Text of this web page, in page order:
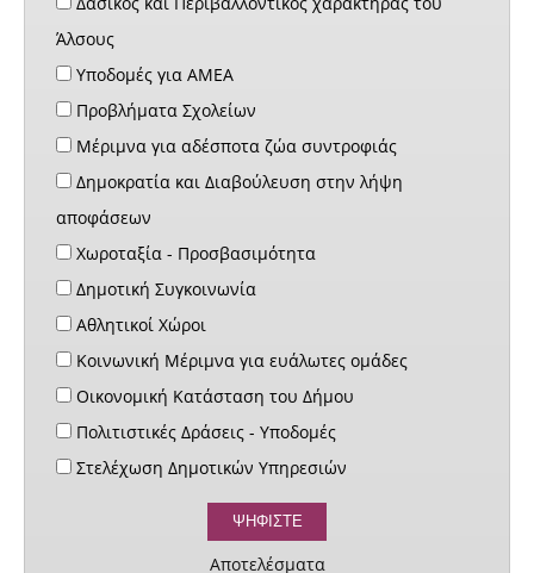
Άλσους
Υποδομές για ΑΜΕΑ
Προβλήματα Σχολείων
Μέριμνα για αδέσποτα ζώα συντροφιάς
Δημοκρατία και Διαβούλευση στην λήψη
αποφάσεων
Χωροταξία - Προσβασιμότητα
Δημοτική Συγκοινωνία
Αθλητικοί Χώροι
Κοινωνική Μέριμνα για ευάλωτες ομάδες
Οικονομική Κατάσταση του Δήμου
Πολιτιστικές Δράσεις - Υποδομές
Στελέχωση Δημοτικών Υπηρεσιών
Αποτελέσματα